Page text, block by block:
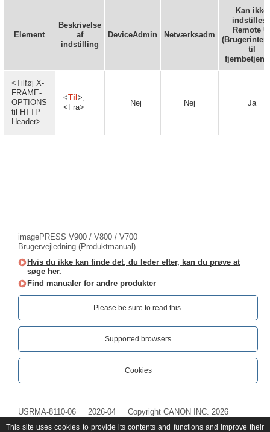
Element
Beskrivelse
af
indstilling
DeviceAdmin Netværksadm
Kan ikke
indstilles
Remote
til
<Tilføj X-
FRAME-
OPTIONS
til HTTP
Header>
<Til >,
<Fra>
Nej Nej Ja
imagePRESS V900 / V800 / V700
Brugervejledning (Produktmanual)
Hvis du ikke kan finde det, du leder efter, kan du prøve at
søge her.
Find manualer for andre produkter
Please be sure to read this.‎
Supported browsers
Cookies
USRMA-8110-06 2026-04 Copyright CANON INC. 2026
This site uses cookies to provide its contents and functions and improve their